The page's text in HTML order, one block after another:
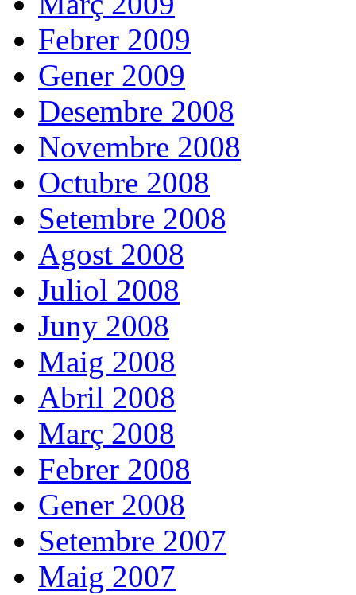
Febrer 2009
Gener 2009
Desembre 2008
Novembre 2008
Octubre 2008
Setembre 2008
Agost 2008
Juliol 2008
Juny 2008
Maig 2008
Abril 2008
Març 2008
Febrer 2008
Gener 2008
Setembre 2007
Maig 2007